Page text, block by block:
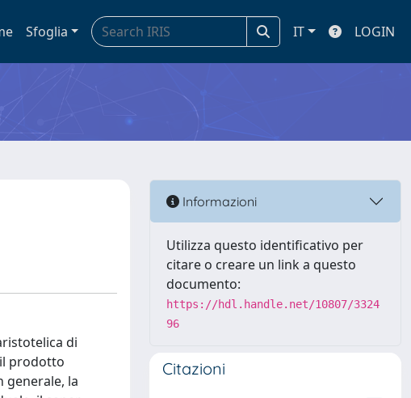
Sfoglia IT LOGIN
di
prodotto
generale, la
Informazioni
Utilizza questo identificativo per
citare o creare un link a questo
documento:
https://hdl.handle.net/10807/3324
96
Citazioni